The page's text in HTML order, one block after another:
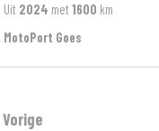
Uit 2024 met 1600 km
MotoPort Goes
Vorige